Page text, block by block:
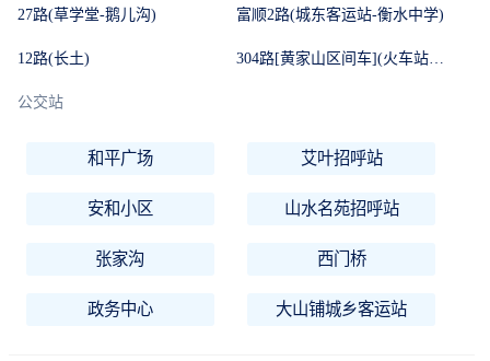
27路(草学堂-鹅儿沟) 富顺2路(城东客运站-衡水中学)
12路(长土) 304路[黄家山区间车](火车站广场-川玻)
公交站
和平广场 艾叶招呼站
安和小区 山水名苑招呼站
张家沟 西门桥
政务中心 大山铺城乡客运站